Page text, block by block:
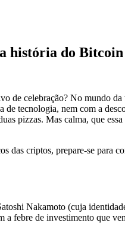
história do
de celebração? No mundo
tecnologia, nem com a
pizzas. Mas calma, que
das criptos, prepare-se para
Nakamoto (cuja
a febre de investimento que